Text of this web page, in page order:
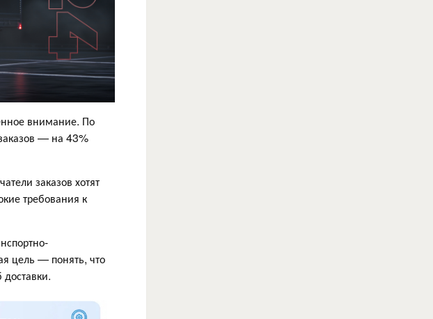
внимание. По
— на 43%
заказов хотят
требования к
цель — понять, что